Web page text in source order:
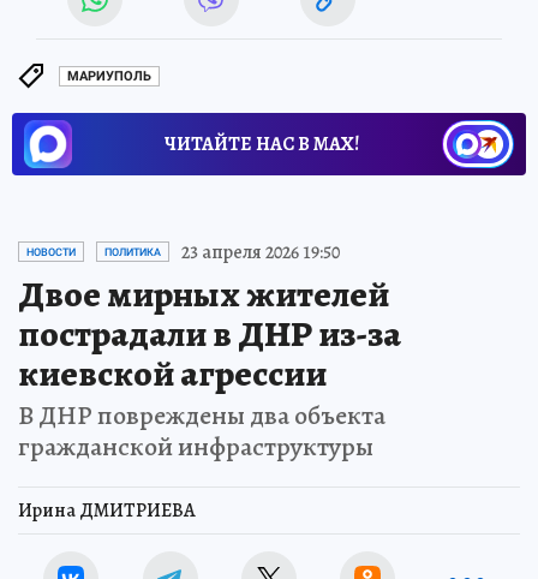
МАРИУПОЛЬ
ЧИТАЙТЕ НАС В МАХ!
НОВОСТИ ПОЛИТИКА 23 апреля 2026 19:50
Двое мирных жителей
пострадали в ДНР из-за
киевской агрессии
В ДНР повреждены два объекта
гражданской инфраструктуры
Ирина ДМИТРИЕВА